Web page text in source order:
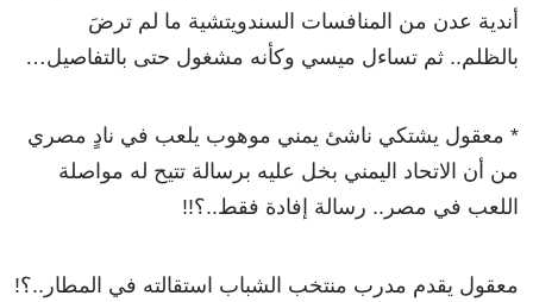
أندية عدن من المنافسات السندويتشية ما لم ترضَ
بالظلم.. ثم تساءل ميسي وكأنه مشغول حتى بالتفاصيل…
* معقول يشتكي ناشئ يمني موهوب يلعب في نادٍ مصري
من أن الاتحاد اليمني بخل عليه برسالة تتيح له مواصلة
اللعب في مصر.. رسالة إفادة فقط..؟!!
معقول يقدم مدرب منتخب الشباب استقالته في المطار..؟!